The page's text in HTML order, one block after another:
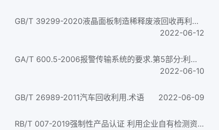
GB/T 39299-2020液晶面板制造稀释废液回收再利用方法
2022-06-12
GA/T 600.5-2006报警传输系统的要求.第5部分:利用公共电话交换网络的话音通信机系统的要求...
2022-06-10
GB/T 26989-2011汽车回收利用.术语 2022-06-09
RB/T 007-2019强制性产品认证 利用企业自有检测资源规范